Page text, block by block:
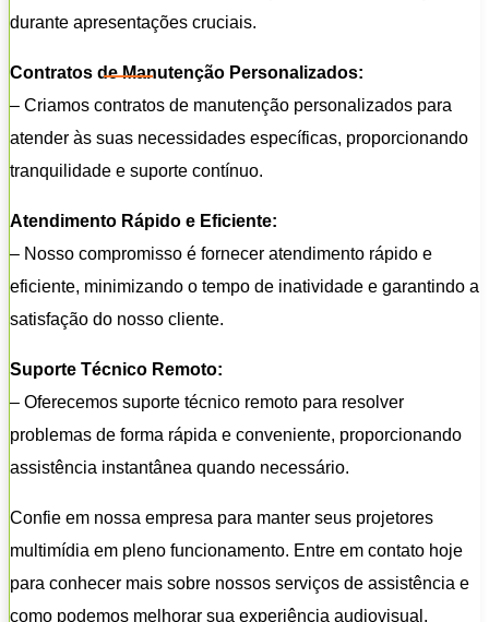
durante apresentações cruciais.
Contratos de Manutenção Personalizados:
– Criamos contratos de manutenção personalizados para
atender às suas necessidades específicas, proporcionando
tranquilidade e suporte contínuo.
Atendimento Rápido e Eficiente:
– Nosso compromisso é fornecer atendimento rápido e
eficiente, minimizando o tempo de inatividade e garantindo a
satisfação do nosso cliente.
Suporte Técnico Remoto:
– Oferecemos suporte técnico remoto para resolver
problemas de forma rápida e conveniente, proporcionando
assistência instantânea quando necessário.
Confie em nossa empresa para manter seus projetores
multimídia em pleno funcionamento. Entre em contato hoje
para conhecer mais sobre nossos serviços de assistência e
como podemos melhorar sua experiência audiovisual.